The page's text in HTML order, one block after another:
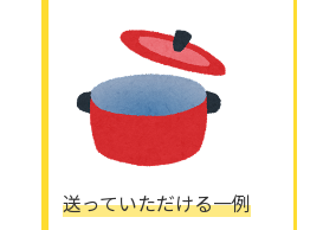
送っていただける一例